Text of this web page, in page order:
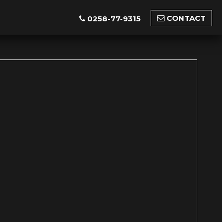
0258-77-9315 CONTACT